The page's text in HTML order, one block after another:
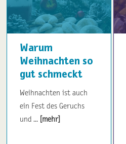
Warum
Weihnachten so
gut schmeckt
Weihnachten ist auch
ein Fest des Geruchs
und ... [mehr]